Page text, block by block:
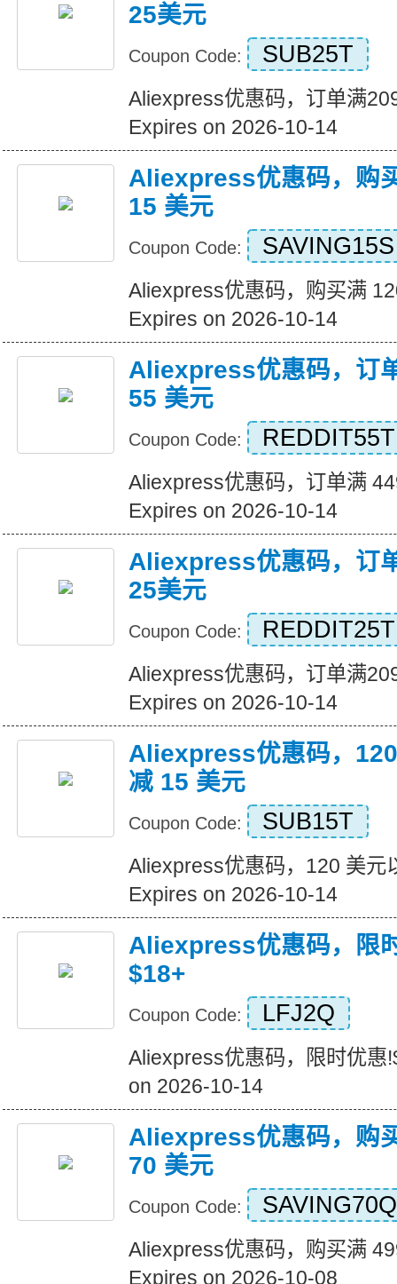
25美元
Coupon Code: SUB25T
Aliexpress优惠码，订单满
Expires on 2026-10-14
Aliexpress优惠码，购
15 美元
Coupon Code: SAVING15S
Aliexpress优惠码，购买满
Expires on 2026-10-14
Aliexpress优惠码，订
55 美元
Coupon Code: REDDIT55T
Aliexpress优惠码，订单满
Expires on 2026-10-14
Aliexpress优惠码，订
25美元
Coupon Code: REDDIT25T
Aliexpress优惠码，订单满
Expires on 2026-10-14
Aliexpress优惠码，
减 15 美元
Coupon Code: SUB15T
Aliexpress优惠码，120 美元
Expires on 2026-10-14
Aliexpress优惠码，限
$18+
Coupon Code: LFJ2Q
Aliexpress优惠码，限时优惠
on 2026-10-14
Aliexpress优惠码，购
70 美元
Coupon Code: SAVING70Q
Aliexpress优惠码，购买满
Expires on 2026-10-08